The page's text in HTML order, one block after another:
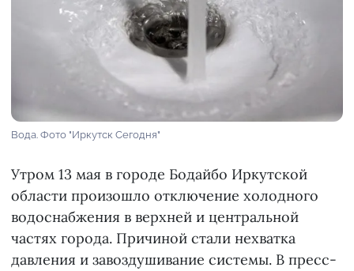
Вода. Фото "Иркутск Сегодня"
Утром 13 мая в городе Бодайбо Иркутской
области произошло отключение холодного
водоснабжения в верхней и центральной
частях города. Причиной стали нехватка
давления и завоздушивание системы. В пресс-